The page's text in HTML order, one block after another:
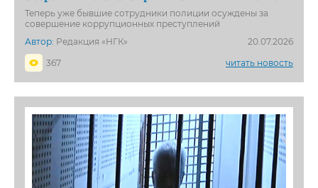
Теперь уже бывшие сотрудники полиции осуждены за
совершение коррупционных преступлений
Автор: Редакция «НГК»
20.07.2026
367
читать новость